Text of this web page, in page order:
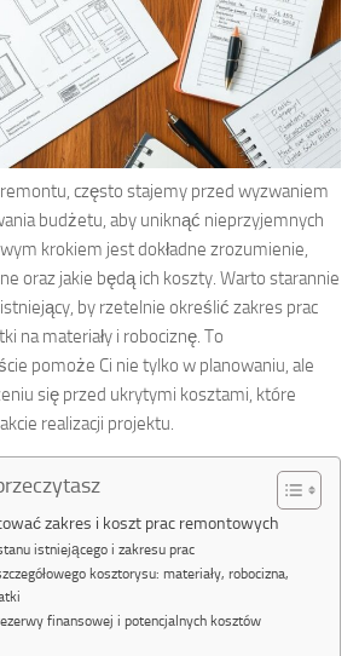
często stajemy przed wyzwaniem
budżetu, aby uniknąć nieprzyjemnych
krokiem jest dokładne zrozumienie,
oraz jakie będą ich koszty. Warto starannie
by rzetelnie określić zakres prac
na materiały i robociznę. To
pomoże Ci nie tylko w planowaniu, ale
się przed ukrytymi kosztami, które
realizacji projektu.
zakres i koszt prac remontowych
istniejącego i zakresu prac
kosztorysu: materiały, robocizna,
finansowej i potencjalnych kosztów